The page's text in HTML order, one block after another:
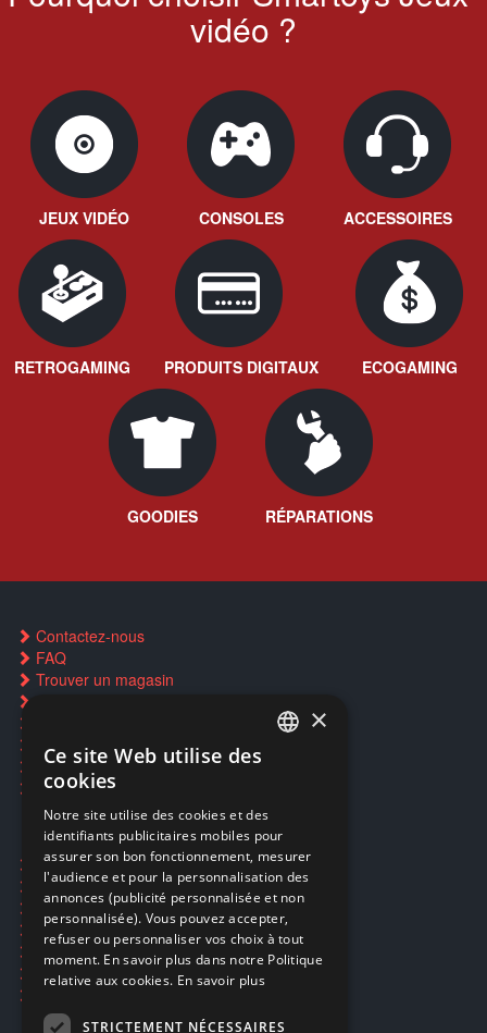
vidéo ?
JEUX VIDÉO CONSOLES ACCESSOIRES
RETROGAMING PRODUITS DIGITAUX ECOGAMING
GOODIES RÉPARATIONS
Contactez-nous
FAQ
Trouver un magasin
Restauration CD griffés
Réparations & SAV
Smartpoints
Ecogaming
Expédition & retours
Confidentialité
Conditions générales
EA Sport UFC 6
Call of Duty: Modern Warfare 4
Rachat et revente de jeux en cash
ENGLISH
×
Ce site Web utilise des
cookies
Notre site utilise des cookies et des
identifiants publicitaires mobiles pour
assurer son bon fonctionnement, mesurer
l'audience et pour la personnalisation des
annonces (publicité personnalisée et non
personnalisée). Vous pouvez accepter,
refuser ou personnaliser vos choix à tout
moment. En savoir plus dans notre Politique
relative aux cookies. En savoir plus
STRICTEMENT NÉCESSAIRES